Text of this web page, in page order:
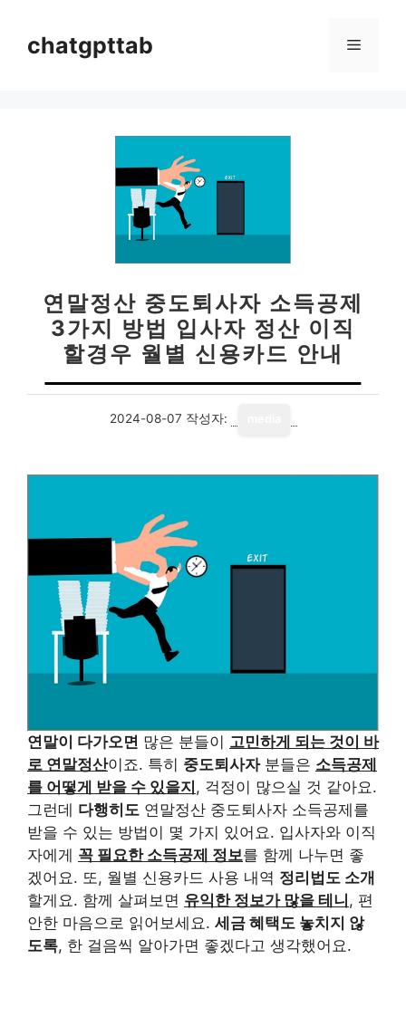
chatgpttab 메
연말정산 중도퇴사자 소득공제
3가지 방법 입사자 정산 이직
할경우 월별 신용카드 안내
2024-08-07 작성자:
연말이 다가오면 많은 분들이 고민하게 되는 것이 바
로 연말정산이죠. 특히 중도퇴사자분들은 소득공제
를 어떻게 받을 수 있을지 , 걱정이 많으실 것 같아요.
그런데 다행히도 연말정산 중도퇴사자 소득공제를
받을 수 있는 방법이 몇 가지 있어요. 입사자와 이직
자에게 꼭 필요한 소득공제 정보를 함께 나누면 좋
겠어요. 또, 월별 신용카드 사용 내역 정리법도 소개
할게요. 함께 살펴보면 유익한 정보가 많을 테니 , 편
안한 마음으로 읽어보세요. 세금 혜택도 놓치지 않
도록, 한 걸음씩 알아가면 좋겠다고 생각했어요.